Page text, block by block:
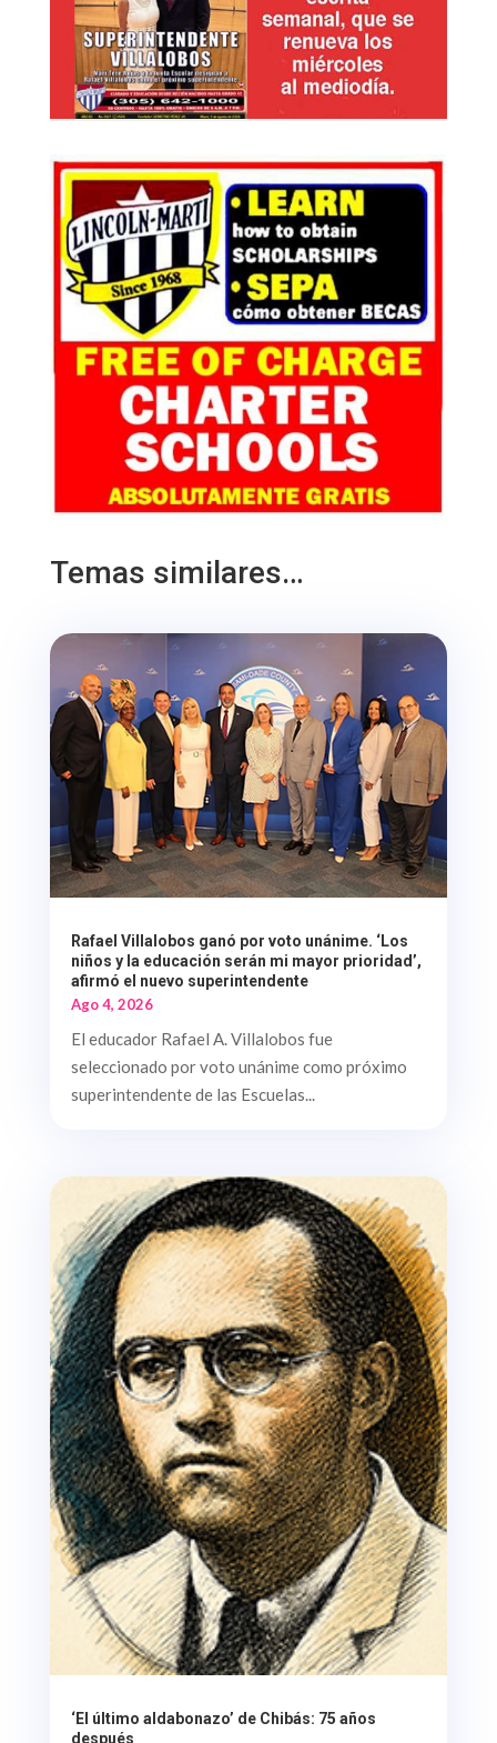
Temas similares…
Rafael Villalobos ganó por voto unánime. ‘Los
niños y la educación serán mi mayor prioridad’,
afirmó el nuevo superintendente
Ago 4, 2026
El educador Rafael A. Villalobos fue
seleccionado por voto unánime como próximo
superintendente de las Escuelas...
‘El último aldabonazo’ de Chibás: 75 años
después